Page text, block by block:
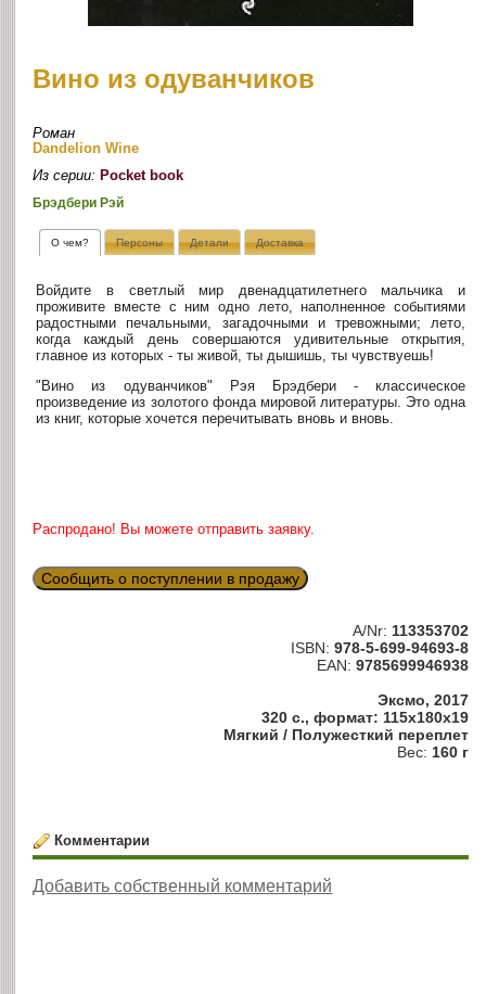
Вино из одуванчиков
Роман
Dandelion Wine
Из серии: Pocket book
Брэдбери Рэй
О чем? Персоны Детали Доставка
Войдите в светлый мир двенадцатилетнего мальчика и
проживите вместе с ним одно лето, наполненное событиями
радостными печальными, загадочными и тревожными; лето,
когда каждый день совершаются удивительные открытия,
главное из которых - ты живой, ты дышишь, ты чувствуешь!
"Вино из одуванчиков" Рэя Брэдбери - классическое
произведение из золотого фонда мировой литературы. Это одна
из книг, которые хочется перечитывать вновь и вновь.
Распродано! Вы можете отправить заявку.
Сообщить о поступлении в продажу
A/Nr: 113353702
ISBN: 978-5-699-94693-8
EAN: 9785699946938
Эксмо, 2017
320 с., формат: 115x180x19
Мягкий / Полужесткий переплет
Вес: 160 г
Комментарии
Добавить собственный комментарий